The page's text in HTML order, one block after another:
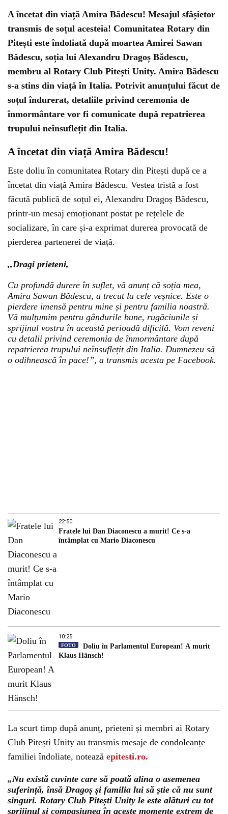
A încetat din viață Amira Bădescu! Mesajul sfâșietor
transmis de soțul acesteia! Comunitatea Rotary din
Pitești este îndoliată după moartea Amirei Sawan
Bădescu, soția lui Alexandru Dragoș Bădescu,
membru al Rotary Club Pitești Unity. Amira Bădescu
s-a stins din viață în Italia. Potrivit anunțului făcut de
soțul îndurerat, detaliile privind ceremonia de
înmormântare vor fi comunicate după repatrierea
trupului neînsuflețit din Italia.
A încetat din viață Amira Bădescu!
Este doliu în comunitatea Rotary din Pitești după ce a
încetat din viață Amira Bădescu. Vestea tristă a fost
făcută publică de soțul ei, Alexandru Dragoș Bădescu,
printr-un mesaj emoționant postat pe rețelele de
socializare, în care și-a exprimat durerea provocată de
pierderea partenerei de viață.
,,Dragi prieteni,
Cu profundă durere în suflet, vă anunț că soția mea,
Amira Sawan Bădescu, a trecut la cele veșnice. Este o
pierdere imensă pentru mine și pentru familia noastră. ​
Vă mulțumim pentru gândurile bune, rugăciunile și
sprijinul vostru în această perioadă dificilă. Vom reveni
cu detalii privind ceremonia de înmormântare după
repatrierea trupului neînsuflețit din Italia. ​Dumnezeu să
o odihnească în pace!”, a transmis acesta pe Facebook.
22:50
Fratele lui Dan Diaconescu a murit! Ce s-a
întâmplat cu Mario Diaconescu
10:25
FOTO
Doliu în Parlamentul European! A murit
Klaus Hänsch!
La scurt timp după anunț, prieteni și membri ai Rotary
Club Pitești Unity au transmis mesaje de condoleanțe
familiei îndoliate, notează epitesti.ro.
„Nu există cuvinte care să poată alina o asemenea
suferință, însă Dragoș și familia lui să știe că nu sunt
singuri. Rotary Club Pitești Unity le este alături cu tot
sprijinul și compasiunea în aceste momente extrem de